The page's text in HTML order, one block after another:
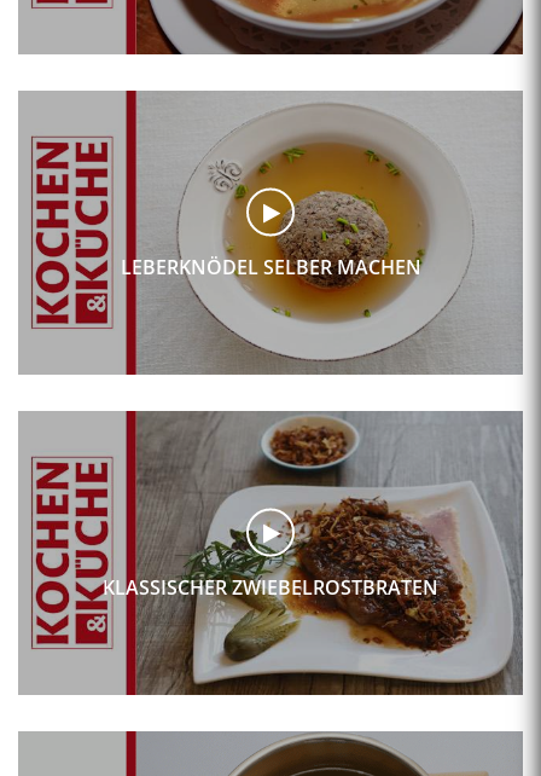
LEBERKNÖDEL SELBER MACHEN
KLASSISCHER ZWIEBELROSTBRATEN